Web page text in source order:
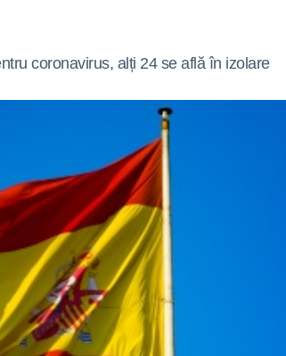
coronavirus, alți 24 se află în izolare